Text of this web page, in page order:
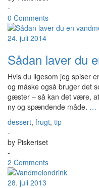
-
0 Comments
24. juli 2014
Sådan laver du
Hvis du ligesom jeg spiser
og måske også bruger det
gæster – så kan det være,
ny og spændende måde. …
dessert, frugt, tip
-
by Piskeriset
-
2 Comments
28. juli 2013